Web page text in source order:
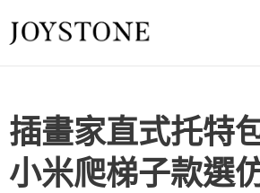
插畫家直式托特
小米爬梯子款選